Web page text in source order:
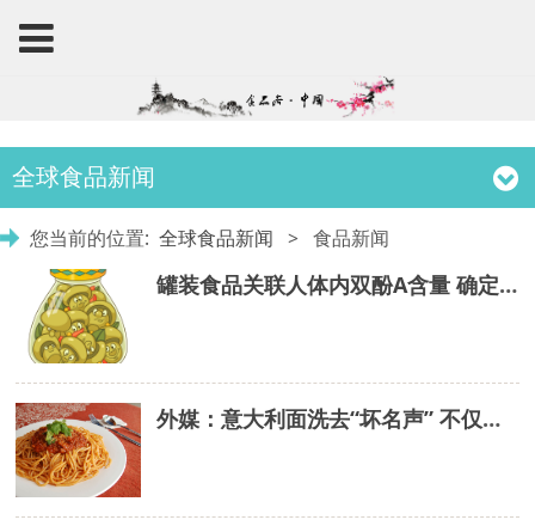
全球食品新闻
您当前的位置:全球食品新闻 > 食品新闻
罐装食品关联人体内双酚A含量 确定双酚A为内分泌干扰素
外媒：意大利面洗去“坏名声” 不仅不发胖还塑身